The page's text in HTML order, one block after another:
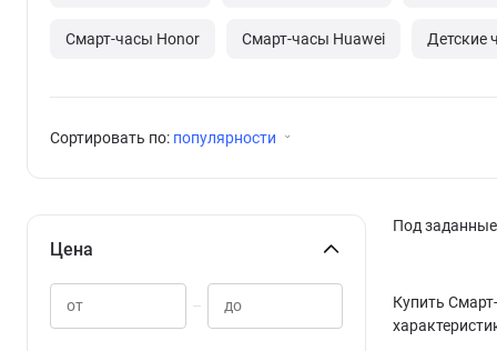
Смарт-часы Honor Смарт-часы Huawei Детские
Сортировать по: популярности
Цена
–
Под
Купить